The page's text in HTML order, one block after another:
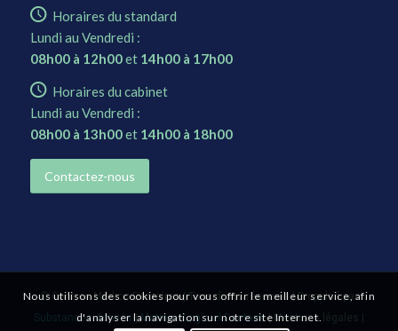
Horaires du standard
Lundi au Vendredi :
08h00 à 12h00et 14h00 à 17h00
Horaires du cabinet
Lundi au Vendredi :
08h00 à 13h00et 14h00 à 18h00
Contactez-nous
© Centres Médico-Dentaires| Tous droits réservés | Propulsé par
Substances Actives |Matisse Logiciel Dentaire|Mentions légales |
Nous utilisons des cookies pour vous offrir le meilleur service, afin
d'analyser la navigation sur notre site Internet.